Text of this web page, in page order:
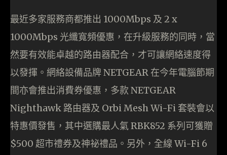
最近多家服務商都推出 1000Mbps 及 2 x
1000Mbps 光纖寬頻優惠，在升級服務的同時，當
然要有效能卓越的路由器配合，才可讓網絡速度得
以發揮。網絡設備品牌 NETGEAR 在今年電腦節期
間亦會推出消費券優惠，多款 NETGEAR
Nighthawk 路由器及 Orbi Mesh Wi-Fi 套裝會以
特惠價發售，其中選購最人氣 RBK852 系列可獲贈
$500 超市禮券及神祕禮品。另外，全線 Wi-Fi 6